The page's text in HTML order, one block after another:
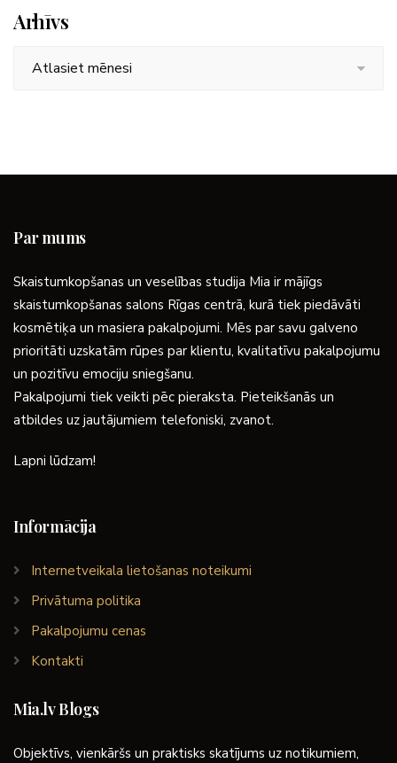
Arhīvs
Par mums
Skaistumkopšanas un veselības studija Mia ir mājīgs
skaistumkopšanas salons Rīgas centrā, kurā tiek piedāvāti
kosmētiķa un masiera pakalpojumi. Mēs par savu galveno
prioritāti uzskatām rūpes par klientu, kvalitatīvu pakalpojumu
un pozitīvu emociju sniegšanu.
Pakalpojumi tiek veikti pēc pieraksta. Pieteikšanās un
atbildes uz jautājumiem telefoniski, zvanot.
Lapni lūdzam!
Informācija
Internetveikala lietošanas noteikumi
Privātuma politika
Pakalpojumu cenas
Kontakti
Mia.lv Blogs
Objektīvs, vienkāršs un praktisks skatījums uz notikumiem,